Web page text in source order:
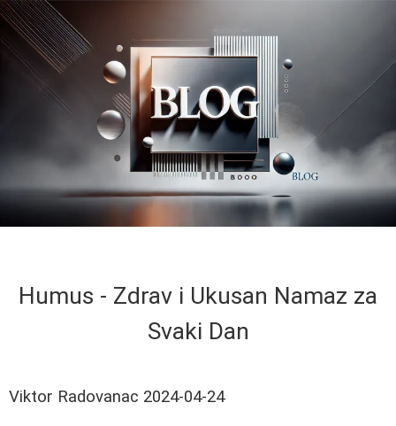
Humus - Zdrav i Ukusan Namaz za
Svaki Dan
Viktor Radovanac 2024-04-24